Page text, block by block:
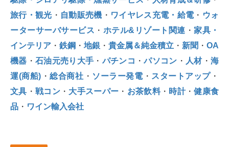
旅行・観光 ・ 自動販売機 ・ ワイヤレス充電・給電・ ウォ
ーターサーバサービス ・ ホテル&リゾート関連 ・ 家具・
インテリア ・ 鉄鋼 ・ 地銀 ・ 貴金属＆純金積立 ・ 新聞 ・ OA
機器 ・石油元売り大手 ・パチンコ ・パソコン ・ 人材・海
運(商船) ・総合商社 ・ ソーラー発電・ スタートアップ ・
文具 ・戦コン ・ 大手スーパー ・ お茶飲料・ 時計・健康食
品 ・ ワイン輸入会社